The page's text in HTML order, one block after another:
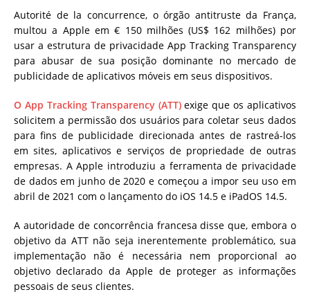
Autorité de la concurrence, o órgão antitruste da França,
multou a Apple em € 150 milhões (US$ 162 milhões) por
usar a estrutura de privacidade App Tracking Transparency
para abusar de sua posição dominante no mercado de
publicidade de aplicativos móveis em seus dispositivos.
O App Tracking Transparency (ATT)exige que os aplicativos
solicitem a permissão dos usuários para coletar seus dados
para fins de publicidade direcionada antes de rastreá-los
em sites, aplicativos e serviços de propriedade de outras
empresas. A Apple introduziu a ferramenta de privacidade
de dados em junho de 2020 e começou a impor seu uso em
abril de 2021 com o lançamento do iOS 14.5 e iPadOS 14.5.
A autoridade de concorrência francesa disse que, embora o
objetivo da ATT não seja inerentemente problemático, sua
implementação não é necessária nem proporcional ao
objetivo declarado da Apple de proteger as informações
pessoais de seus clientes.